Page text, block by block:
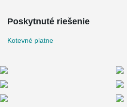
Poskytnuté riešenie
Kotevné platne